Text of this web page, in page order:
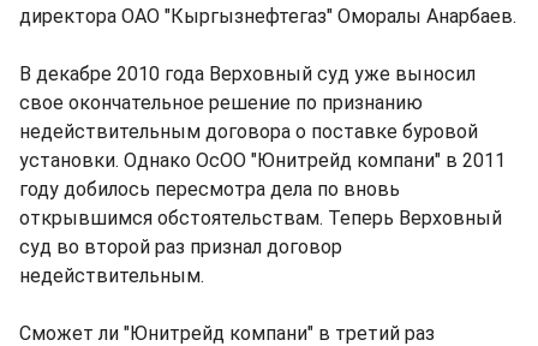
директора ОАО "Кыргызнефтегаз" Оморалы Анарбаев.
В декабре 2010 года Верховный суд уже выносил
свое окончательное решение по признанию
недействительным договора о поставке буровой
установки. Однако ОсОО "Юнитрейд компани" в 2011
году добилось пересмотра дела по вновь
открывшимся обстоятельствам. Теперь Верховный
суд во второй раз признал договор
недействительным.
Сможет ли "Юнитрейд компани" в третий раз